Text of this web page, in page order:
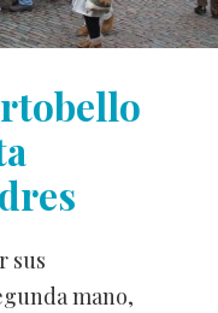
sus
mano,